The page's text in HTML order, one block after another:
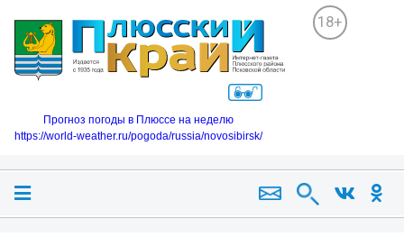
18+
Прогноз погоды в Плюссе на неделю
https://world-weather.ru/pogoda/russia/novosibirsk/